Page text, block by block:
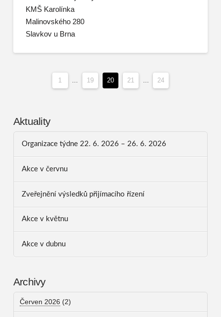
KMŠ Karolínka
Malinovského 280
Slavkov u Brna
1 19 20 21 24
Aktuality
Organizace týdne 22. 6. 2026 – 26. 6. 2026
Akce v červnu
Zveřejnění výsledků přijímacího řízení
Akce v květnu
Akce v dubnu
Archivy
Červen 2026 (2)